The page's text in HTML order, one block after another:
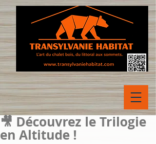
🎥 Découvrez le Trilogie
en Altitude !